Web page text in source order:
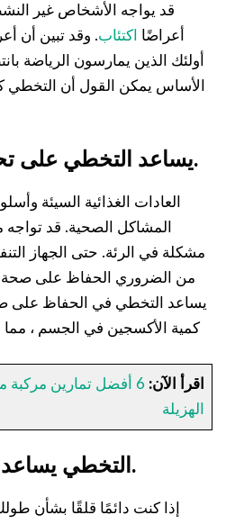
أعراضًا اكتئاب. وقد تبين أن
أولئك الذين يمارسون الرياضة
الأساس يمكن القول أن
يساعد التخطي على تحسين وظائف الرئة.
العادات الغذائية السيئة
المشاكل الصحية. قد
مشكلة في الرئة. حتى الجهاز
من الضروري الحفاظ على صحة
يساعد التخطي في الحفاظ على
كمية الأكسجين في الجسم ،
اقرأ الآن:
6 أفضل تمارين مركبة
الهزيلة
التخطي يساعد على زيادة الارتفاع.
إذا كنت دائمًا قلقًا بشأن